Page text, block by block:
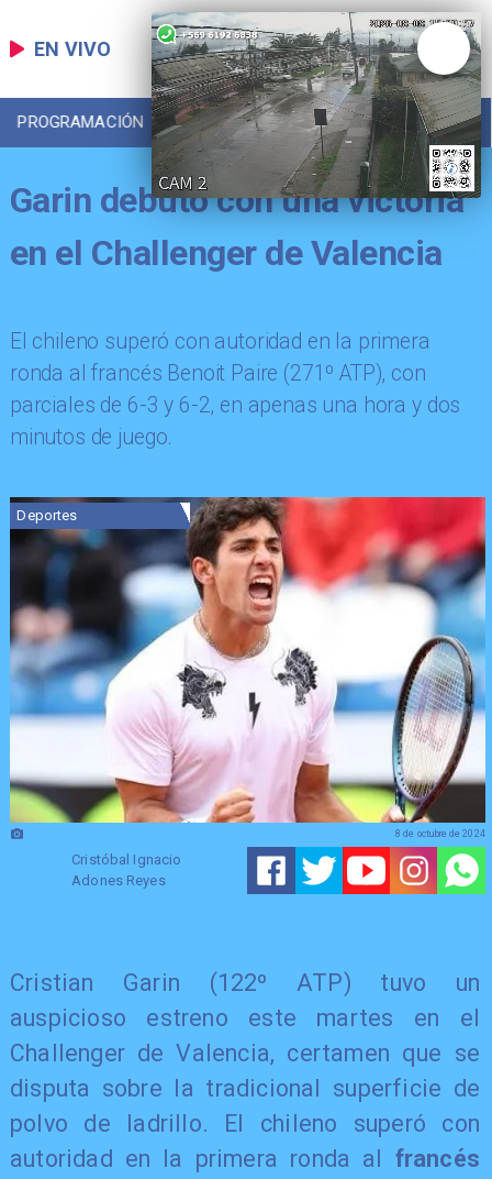
EN VIVO
PROGRAMACIÓN LOCAL DEPORTES
Garin debutó con una victoria
en el Challenger de Valencia
​El chileno superó con autoridad en la primera
ronda al francés Benoit Paire (271º ATP), con
parciales de 6-3 y 6-2, en apenas una hora y dos
minutos de juego.
Deportes
Cristóbal Ignacio
Adones Reyes
8 de octubre de 2024
Cristian Garin (122º ATP) tuvo un
auspicioso estreno este martes en el
Challenger de Valencia, certamen que se
disputa sobre la tradicional superficie de
polvo de ladrillo. El chileno superó con
autoridad en la primera ronda al francés